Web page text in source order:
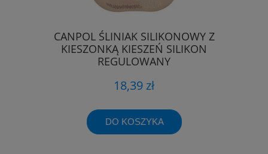
CANPOL ŚLINIAK SILIKONOWY Z
KIESZONKĄ KIESZEŃ SILIKON
REGULOWANY
18,39 zł
DO KOSZYKA